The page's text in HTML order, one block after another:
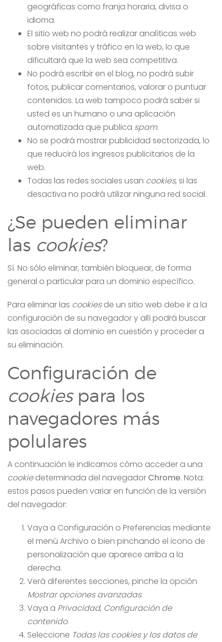
geográficas como franja horaria, divisa o
idioma.
El sitio web no podrá realizar analíticas web
sobre visitantes y tráfico en la web, lo que
dificultará que la web sea competitiva.
No podrá escribir en el blog, no podrá subir
fotos, publicar comentarios, valorar o puntuar
contenidos. La web tampoco podrá saber si
usted es un humano o una aplicación
automatizada que publica spam.
No se podrá mostrar publicidad sectorizada, lo
que reducirá los ingresos publicitarios de la
web.
Todas las redes sociales usan cookies, si las
desactiva no podrá utilizar ninguna red social.
¿Se pueden eliminar
las cookies?
Sí. No sólo eliminar, también bloquear, de forma
general o particular para un dominio específico.
Para eliminar las cookiesde un sitio web debe ir a la
configuración de su navegador y allí podrá buscar
las asociadas al dominio en cuestión y proceder a
su eliminación.
Configuración de
cookiespara los
navegadores más
polulares
A continuación le indicamos cómo acceder a una
cookiedeterminada del navegadorChrome. Nota:
estos pasos pueden variar en función de la versión
del navegador:
Vaya a Configuración o Preferencias mediante
el menú Archivo o bien pinchando el icono de
personalización que aparece arriba a la
derecha.
Verá diferentes secciones, pinche la opción
Mostrar opciones avanzadas.
Vaya a Privacidad, Configuración de
contenido.
Seleccione Todas las cookies y los datos de